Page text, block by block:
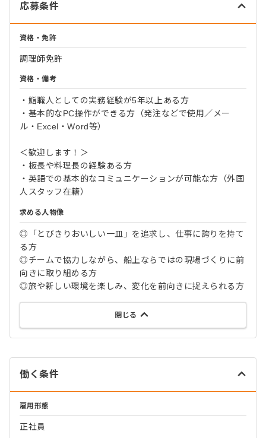
応募条件
資格・免許
調理師免許
資格・備考
・鮨職人としての実務経験が5年以上ある方
・基本的なPC操作ができる方（発注などで使用／メー
ル・Excel・Word等）
＜歓迎します！＞
・板長や料理長の経験ある方
・英語での基本的なコミュニケーションが可能な方（外国
人スタッフ在籍）
求める人物像
◎「とびきりおいしい一皿」を追求し、仕事に誇りを持て
る方
◎チームで協力しながら、船上ならではの現場づくりに前
向きに取り組める方
◎旅や新しい環境を楽しみ、変化を前向きに捉えられる方
閉じる
働く条件
雇用形態
正社員